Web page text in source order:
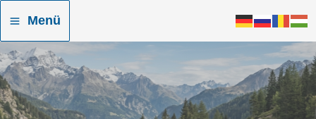
content
Menü